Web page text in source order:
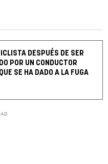
DESPUÉS DE SER
POR UN CONDUCTOR
SE HA DADO A LA FUGA